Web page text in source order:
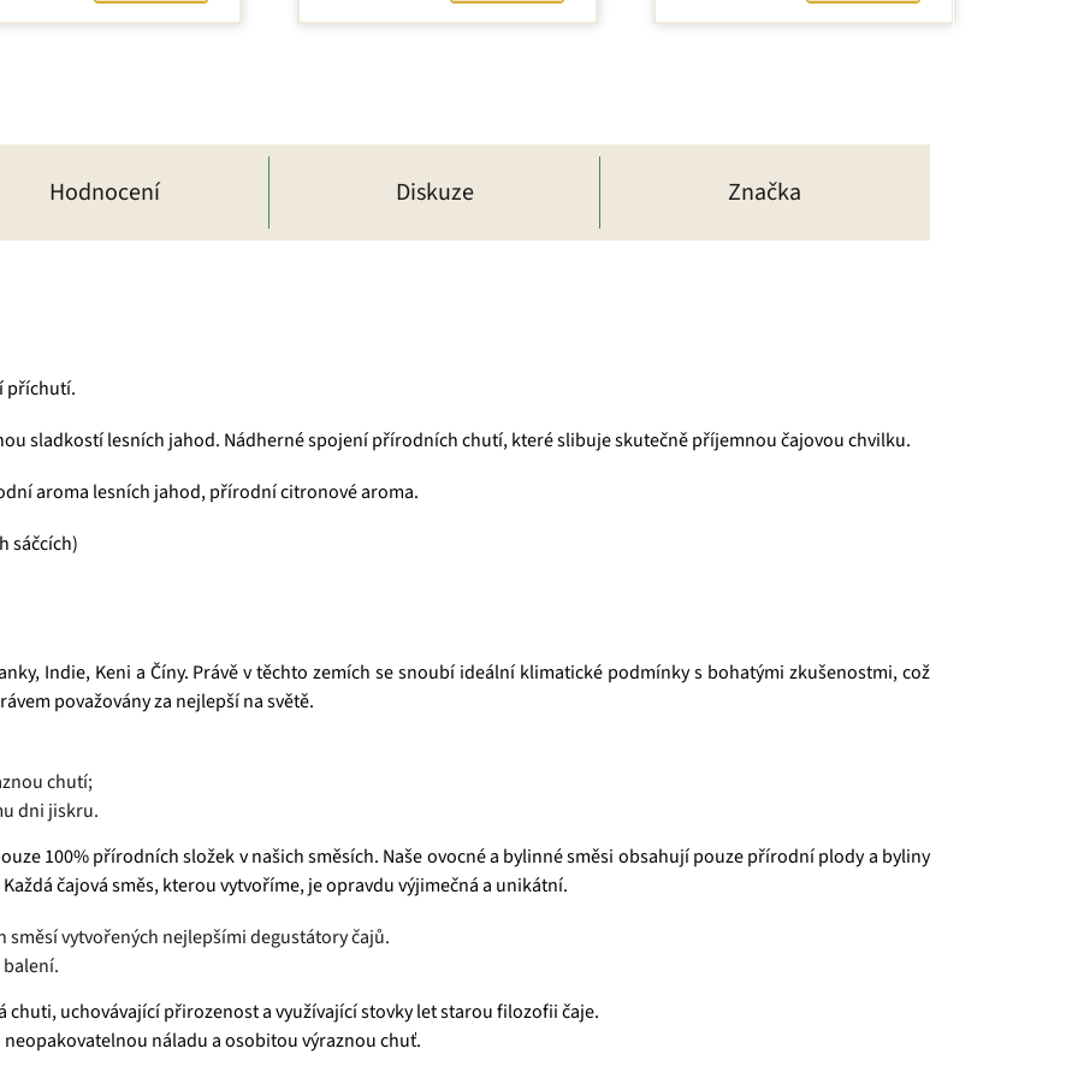
5
Hodnocení Diskuze Značka
příchutí.
sladkostí lesních jahod. Nádherné spojení přírodních chutí, které slibuje skutečně příjemnou čajovou chvilku.
aroma lesních jahod, přírodní citronové aroma.
sáčcích)
Indie, Keni a Číny. Právě v těchto zemích se snoubí ideální klimatické podmínky s bohatými zkušenostmi, což
považovány za nejlepší na světě.
chutí;
dni jiskru.
100% přírodních složek v našich směsích. Naše ovocné a bylinné směsi obsahují pouze přírodní plody a byliny
čajová směs, kterou vytvoříme, je opravdu výjimečná a unikátní.
vytvořených nejlepšími degustátory čajů.
chuti, uchovávající přirozenost a využívající stovky let starou filozofii čaje.
neopakovatelnou náladu a osobitou výraznou chuť.